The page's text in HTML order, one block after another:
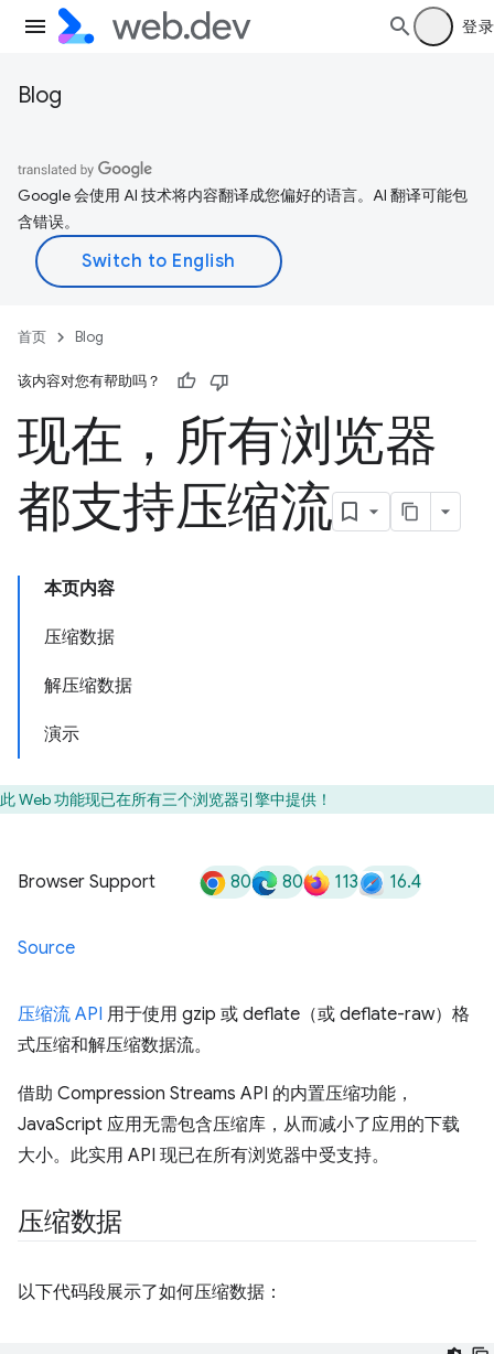
登录
Blog
Google 会使用 AI 技术将内容翻译成您偏好的语言。AI 翻译可能包
含错误。
首页 Blog
该内容对您有帮助吗？
现在，所有浏览器
都支持压缩流
本页内容
压缩数据
解压缩数据
演示
此 Web 功能现已在所有三个浏览器引擎中提供！
Browser Support 80 80 113 16.4
Source
压缩流 API 用于使用 gzip 或 deflate（或 deflate-raw）格
式压缩和解压缩数据流。
借助 Compression Streams API 的内置压缩功能，
JavaScript 应用无需包含压缩库，从而减小了应用的下载
大小。此实用 API 现已在所有浏览器中受支持。
压缩数据
以下代码段展示了如何压缩数据：